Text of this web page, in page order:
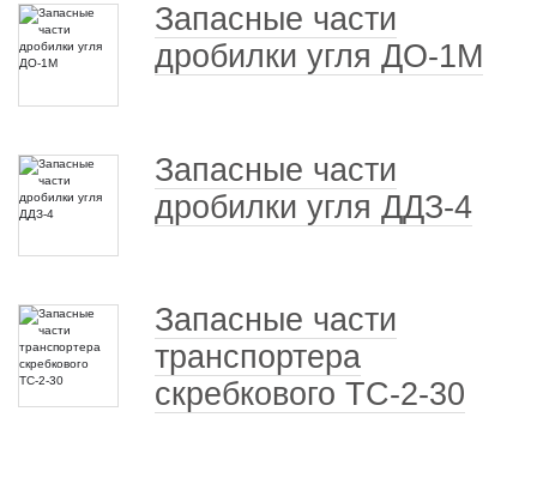
Запасные части
дробилки угля ДО-1М
Запасные части
дробилки угля ДДЗ-4
Запасные части
транспортера
скребкового ТС-2-30